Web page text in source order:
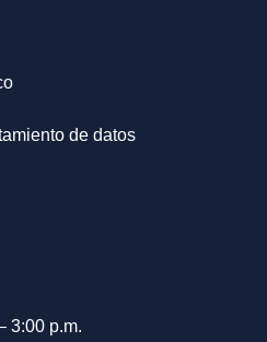
de datos
3:00 p.m.